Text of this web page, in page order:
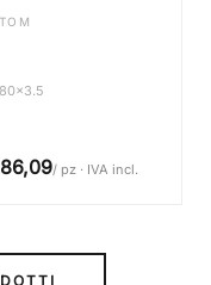
/ pz · IVA incl.